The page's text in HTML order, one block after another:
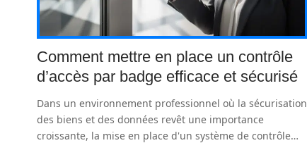
Comment mettre en place un contrôle
d’accès par badge efficace et sécurisé
Dans un environnement professionnel où la sécurisation
des biens et des données revêt une importance
croissante, la mise en place d'un système de contrôle…